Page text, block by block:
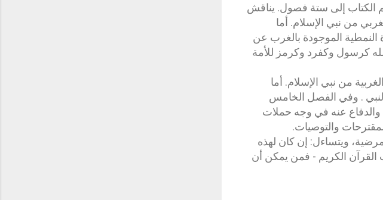
الكتاب إلى ستة فصول. يناقش
من نبي الإسلام. أما
الموجودة بالغرب عن
كرسول وكفرد وكرمز للأمة
من نبي الإسلام. أما
النبي . وفي الفصل الخامس
عنه في وجه حملات
والتوصيات.
ويتساءل: إن كان لهذه
القرآن الكريم - فمن يمكن أن